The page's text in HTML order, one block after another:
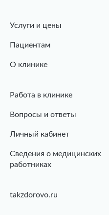
Услуги и цены
Пациентам
О клинике
Работа в клинике
Вопросы и ответы
Личный кабинет
Сведения о медицинских
работниках
takzdorovo.ru